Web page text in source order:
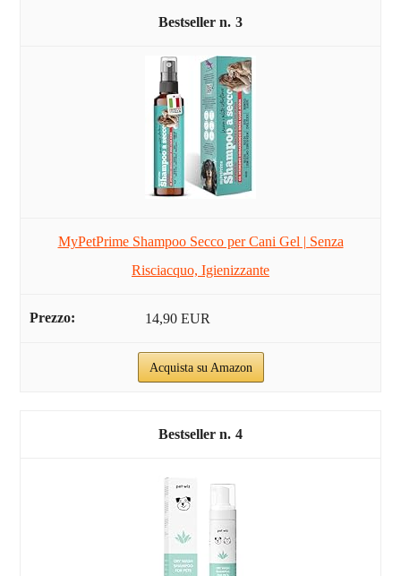
3
MyPetPrime Shampoo Secco per Cani Gel | Senza
Risciacquo, Igienizzante
14,90 EUR
Acquista su Amazon
4